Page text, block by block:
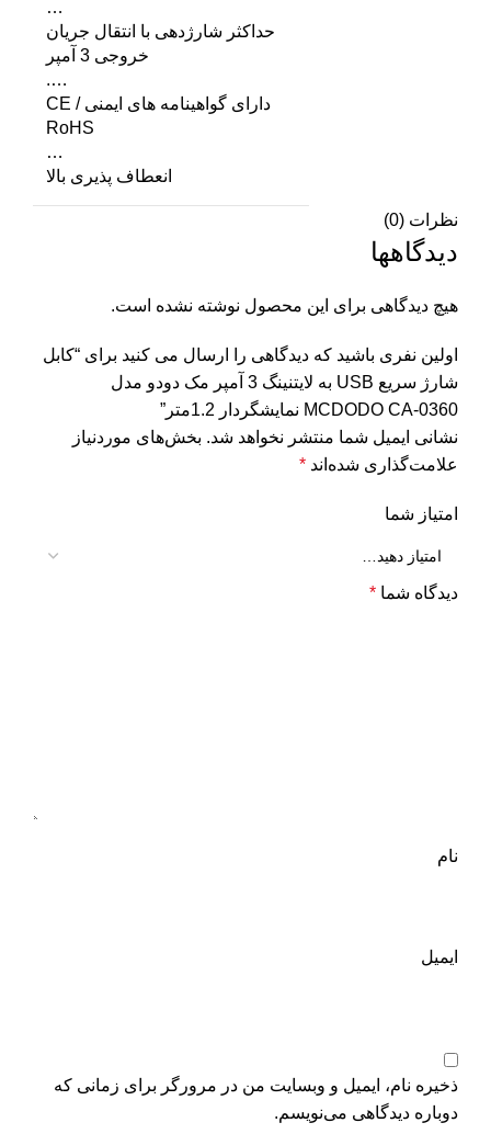
…
حداکثر شارژدهی با انتقال جریان
خروجی 3 آمپر
….
دارای گواهینامه های ایمنی CE /
RoHS
…
انعطاف پذیری بالا
نظرات (0)
دیدگاهها
هیچ دیدگاهی برای این محصول نوشته نشده است.
اولین نفری باشید که دیدگاهی را ارسال می کنید برای “کابل
شارژ سریع USB به لایتنینگ 3 آمپر مک دودو مدل
MCDODO CA-0360 نمایشگردار 1.2متر”
نشانی ایمیل شما منتشر نخواهد شد. بخش‌های موردنیاز
علامت‌گذاری شده‌اند *
امتیاز شما
دیدگاه شما *
نام
ایمیل
ذخیره نام، ایمیل و وبسایت من در مرورگر برای زمانی که
دوباره دیدگاهی می‌نویسم.